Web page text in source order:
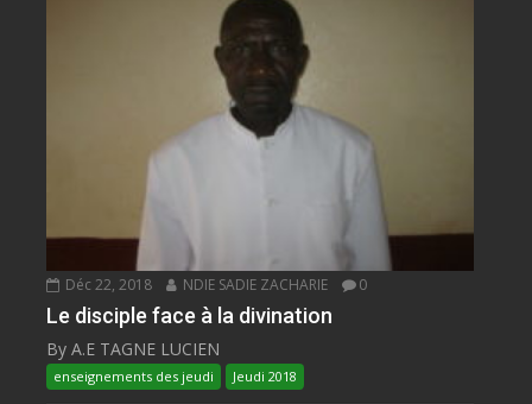
Déc 22, 2018 NDIE SADIE ZACHARIE 0
Le disciple face à la divination
By A.E TAGNE LUCIEN
enseignements des jeudi Jeudi 2018